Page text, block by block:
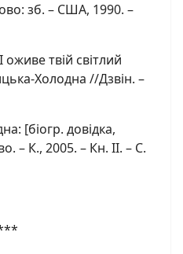
зб. – США, 1990. –
твій світлий
Холодна //Дзвін. –
[біогр. довідка,
– К., 2005. – Кн. ІІ. – С.